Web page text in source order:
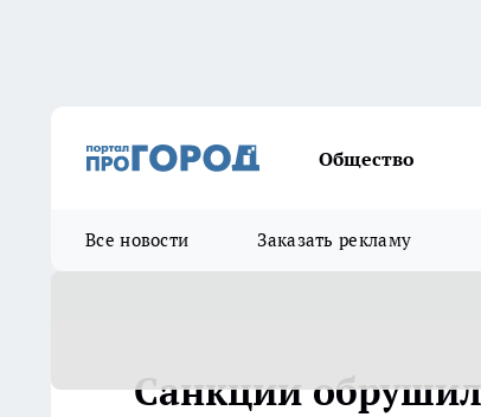
Общество
Все новости Заказать рекламу
Санкции